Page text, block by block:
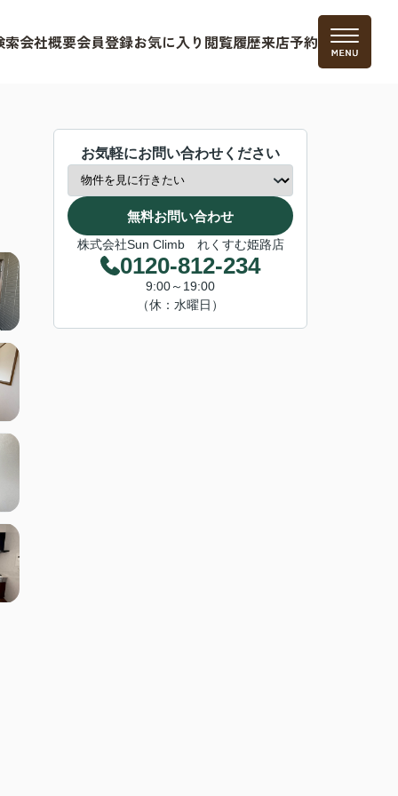
索会社概要会員登録お気に入り 閲覧履歴来店予約
お気軽にお問い合わせください
無料お問い合わせ
株式会社Sun Climb れくすむ姫路店
0120-812-234
9:00～19:00
（休：水曜日）